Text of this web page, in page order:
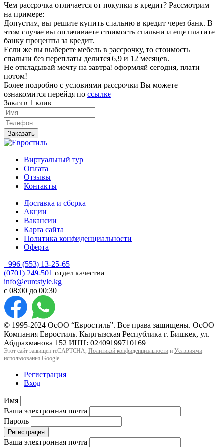
Чем рассрочка отличается от покупки в кредит? Рассмотрим
на примере:
Допустим, вы решите купить спальню в кредит через банк. В
этом случае вы оплачиваете стоимость спальни и еще платите
банку проценты за кредит.
Если же вы выберете мебель в рассрочку, то стоимость
спальни без переплаты делится 6,9 и 12 месяцев.
Не откладывай мечту на завтра! оформляй сегодня, плати
потом!
Более подробно с условиями рассрочки Вы можете
ознакомится перейдя по ссылке
Заказ в 1 клик
Заказать
Виртуальный тур
Оплата
Отзывы
Контакты
Доставка и сборка
Акции
Вакансии
Карта сайта
Политика конфиденциальности
Оферта
+996 (553) 13-25-65
(0701) 249-501 отдел качества
info@eurostyle.kg
с 08:00 до 00:30
© 1995-2024 ОсОО “Евростиль”. Все права защищены. ОсОО
Компания Евростиль. Кыргызская Республика г. Бишкек, ул.
Абдрахманова 152 ИНН: 02409199710169
Этот сайт защищен reCAPTCHA, Политикой конфиденциальности и Условиями
использования Google.
Регистрация
Вход
Имя
Ваша электронная почта
Пароль
Регистрация
Ваша электронная почта